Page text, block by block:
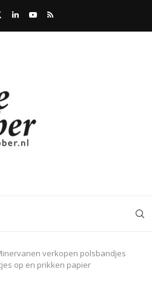
verkopen polsbandjes
op en prikken papier